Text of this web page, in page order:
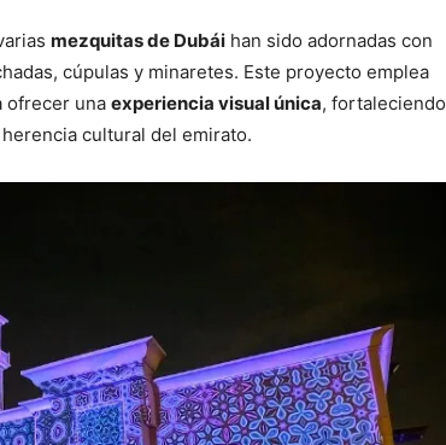
mezquitas de Dubái han sido adornadas con
cúpulas y minaretes. Este proyecto emplea
ofrecer una experiencia visual única, fortaleciendo
cultural del emirato.